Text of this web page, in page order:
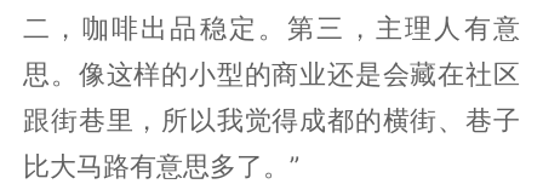
二，咖啡出品稳定。第三，主理人有意
思。像这样的小型的商业还是会藏在社区
跟街巷里，所以我觉得成都的横街、巷子
比大马路有意思多了。”